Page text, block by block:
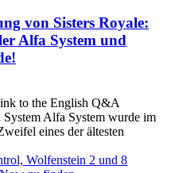
von Sisters Royale:
Alfa System und
to the English Q&A
Alfa System wurde im
eines der ältesten